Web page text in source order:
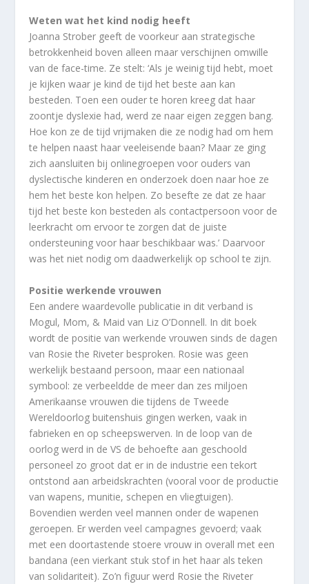
Weten wat het kind nodig heeft
Joanna Strober geeft de voorkeur aan strategische
betrokkenheid boven alleen maar verschijnen omwille
van de face-time. Ze stelt: ‘Als je weinig tijd hebt, moet
je kijken waar je kind de tijd het beste aan kan
besteden. Toen een ouder te horen kreeg dat haar
zoontje dyslexie had, werd ze naar eigen zeggen bang.
Hoe kon ze de tijd vrijmaken die ze nodig had om hem
te helpen naast haar veeleisende baan? Maar ze ging
zich aansluiten bij onlinegroepen voor ouders van
dyslectische kinderen en onderzoek doen naar hoe ze
hem het beste kon helpen. Zo besefte ze dat ze haar
tijd het beste kon besteden als contactpersoon voor de
leerkracht om ervoor te zorgen dat de juiste
ondersteuning voor haar beschikbaar was.’ Daarvoor
was het niet nodig om daadwerkelijk op school te zijn.
Positie werkende vrouwen
Een andere waardevolle publicatie in dit verband is
Mogul, Mom, & Maid van Liz O’Donnell. In dit boek
wordt de positie van werkende vrouwen sinds de dagen
van Rosie the Riveter besproken. Rosie was geen
werkelijk bestaand persoon, maar een nationaal
symbool: ze verbeeldde de meer dan zes miljoen
Amerikaanse vrouwen die tijdens de Tweede
Wereldoorlog buitenshuis gingen werken, vaak in
fabrieken en op scheepswerven. In de loop van de
oorlog werd in de VS de behoefte aan geschoold
personeel zo groot dat er in de industrie een tekort
ontstond aan arbeidskrachten (vooral voor de productie
van wapens, munitie, schepen en vliegtuigen).
Bovendien werden veel mannen onder de wapenen
geroepen. Er werden veel campagnes gevoerd; vaak
met een doortastende stoere vrouw in overall met een
bandana (een vierkant stuk stof in het haar als teken
van solidariteit). Zo’n figuur werd Rosie the Riveter